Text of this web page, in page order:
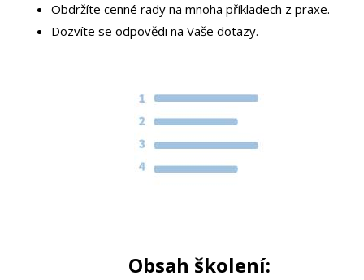
Obdržíte cenné rady na mnoha příkladech z praxe.
Dozvíte se odpovědi na Vaše dotazy.
Obsah školení: